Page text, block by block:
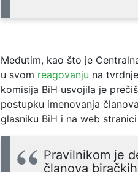
Međutim, kao što je
u svom reagovanju na
komisija BiH usvojila je
postupku imenovanja
glasniku BiH i na web
Pravilnikom je
članova